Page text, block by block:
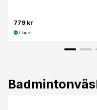
779 kr
I lager